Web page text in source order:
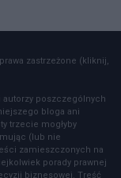
zastrzeżone (kliknij,
autorzy poszczególnych
bloga ani
trzecie mogłyby
(lub nie
zamieszczonych na
porady prawnej
biznesowej. Treść